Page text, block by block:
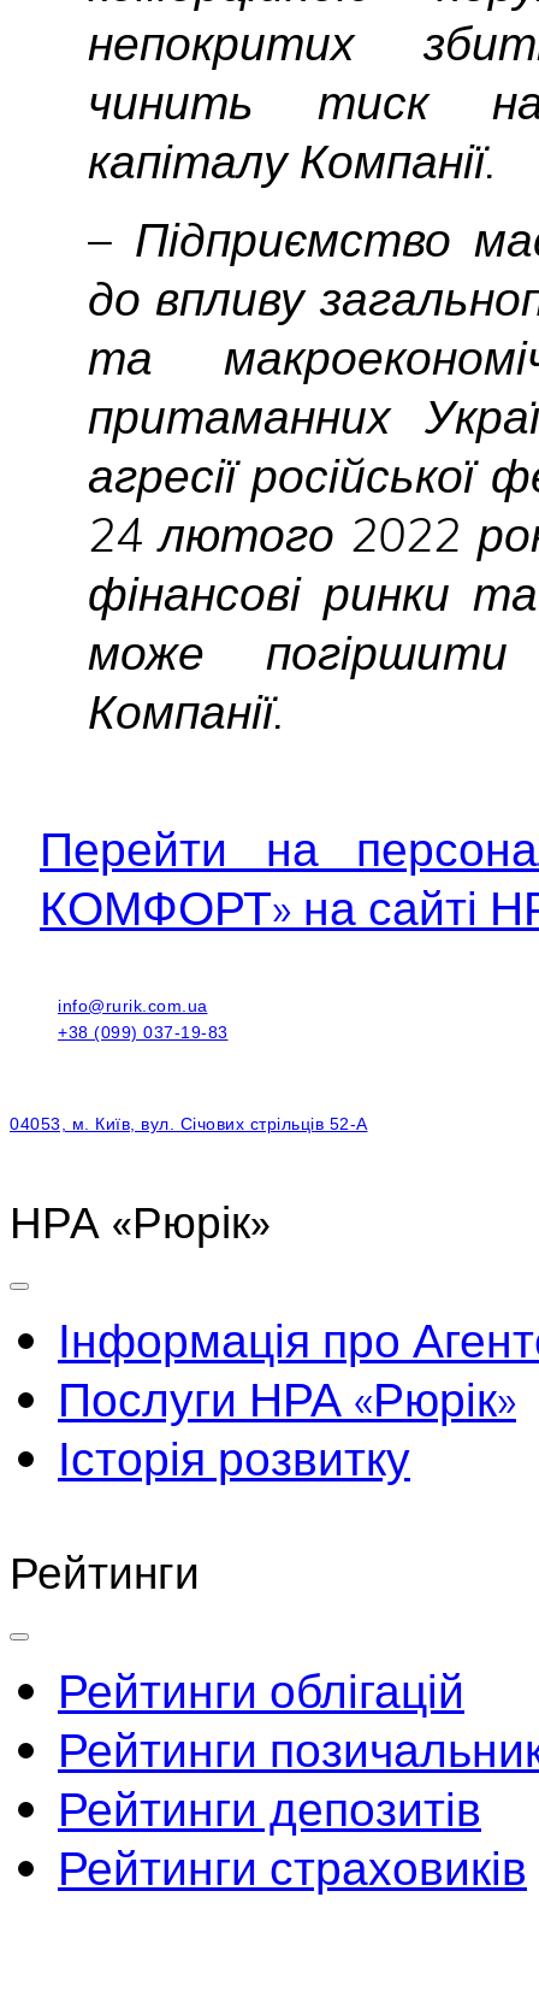
непокритих
чинить тиск на
капіталу Компанії.
– Підприємство
до впливу
та
притаманних
агресії російської
24 лютого 2022
фінансові ринки
може погіршити
Компанії.
Перейти на
КОМФОРТ» на сайті
info@rurik.com.ua
+38 (099) 037-19-83
04053, м. Київ, вул. Січових стрільців 52-А
НРА «Рюрік»
Інформація про
Послуги НРА «Рюрік»
Історія розвитку
Рейтинги
Рейтинги облігацій
Рейтинги
Рейтинги депозитів
Рейтинги страховиків